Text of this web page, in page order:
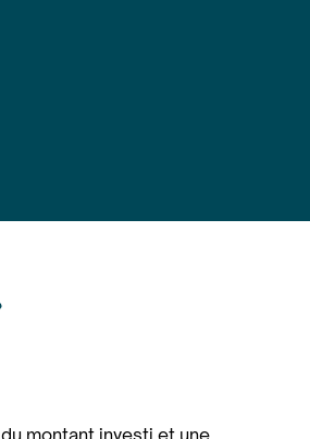
du montant investi et une